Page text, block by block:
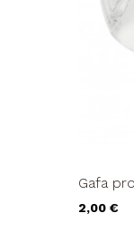
Gafa
Precio
2,00 €